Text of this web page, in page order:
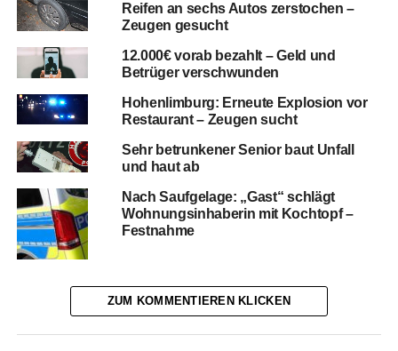
Reifen an sechs Autos zerstochen –
Zeugen gesucht
12.000€ vorab bezahlt – Geld und
Betrüger verschwunden
Hohenlimburg: Erneute Explosion vor
Restaurant – Zeugen sucht
Sehr betrunkener Senior baut Unfall
und haut ab
Nach Saufgelage: „Gast“ schlägt
Wohnungsinhaberin mit Kochtopf –
Festnahme
ZUM KOMMENTIEREN KLICKEN